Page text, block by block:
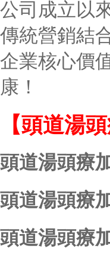
公司成立以
傳統營銷結
企業核心價
康！
【頭道湯
頭道湯頭療
頭道湯頭療
頭道湯頭療